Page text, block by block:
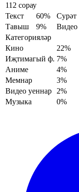
112 сорау
Текст
60% Сурәт
Тавыш
9% Видео
Категорияләр
Кино
22%
Иҗтимагый ф. 7%
Аниме
4%
Мемнар
3%
Видео уеннар
2%
Музыка
0%